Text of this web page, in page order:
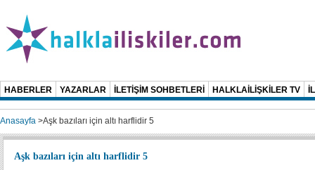
HABERLER YAZARLAR İLETİŞİM SOHBETLERİ HALKLAİLİŞKİLER TV
Anasayfa >Aşk bazıları için altı harflidir 5
Aşk bazıları için altı harflidir 5